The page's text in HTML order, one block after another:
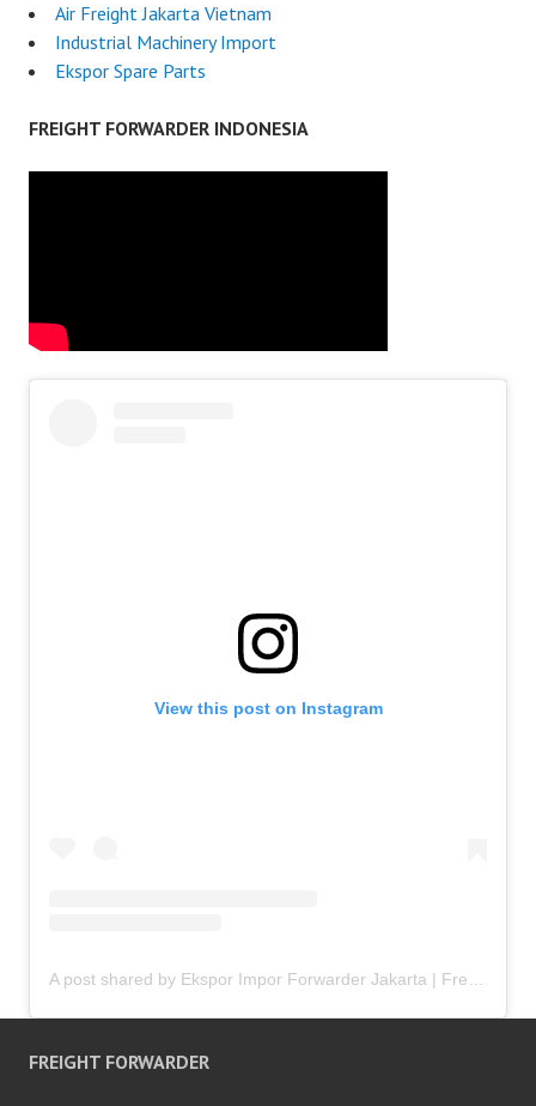
Air Freight Jakarta Vietnam
Industrial Machinery Import
Ekspor Spare Parts
FREIGHT FORWARDER INDONESIA
View this post on Instagram
FREIGHT FORWARDER